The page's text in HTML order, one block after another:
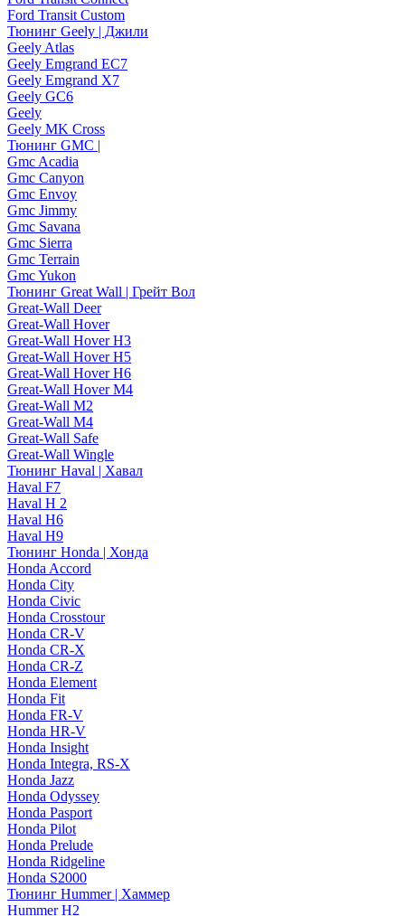
Ford Transit Custom
Тюнинг Geely | Джили
Geely Atlas
Geely Emgrand EC7
Geely Emgrand X7
Geely GC6
Geely
Geely MK Cross
Тюнинг GMC |
Gmc Acadia
Gmc Canyon
Gmc Envoy
Gmc Jimmy
Gmc Savana
Gmc Sierra
Gmc Terrain
Gmc Yukon
Тюнинг Great Wall | Грейт Вол
Great-Wall Deer
Great-Wall Hover
Great-Wall Hover H3
Great-Wall Hover H5
Great-Wall Hover H6
Great-Wall Hover M4
Great-Wall M2
Great-Wall M4
Great-Wall Safe
Great-Wall Wingle
Тюнинг Haval | Хавал
Haval F7
Haval H 2
Haval H6
Haval H9
Тюнинг Honda | Хонда
Honda Accord
Honda City
Honda Civic
Honda Crosstour
Honda CR-V
Honda CR-X
Honda CR-Z
Honda Element
Honda Fit
Honda FR-V
Honda HR-V
Honda Insight
Honda Integra, RS-X
Honda Jazz
Honda Odyssey
Honda Pasport
Honda Pilot
Honda Prelude
Honda Ridgeline
Honda S2000
Тюнинг Hummer | Хаммер
Hummer H2